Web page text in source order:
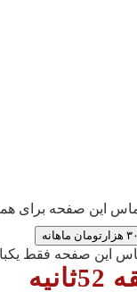
این صفحه برای
این صفحه فقط